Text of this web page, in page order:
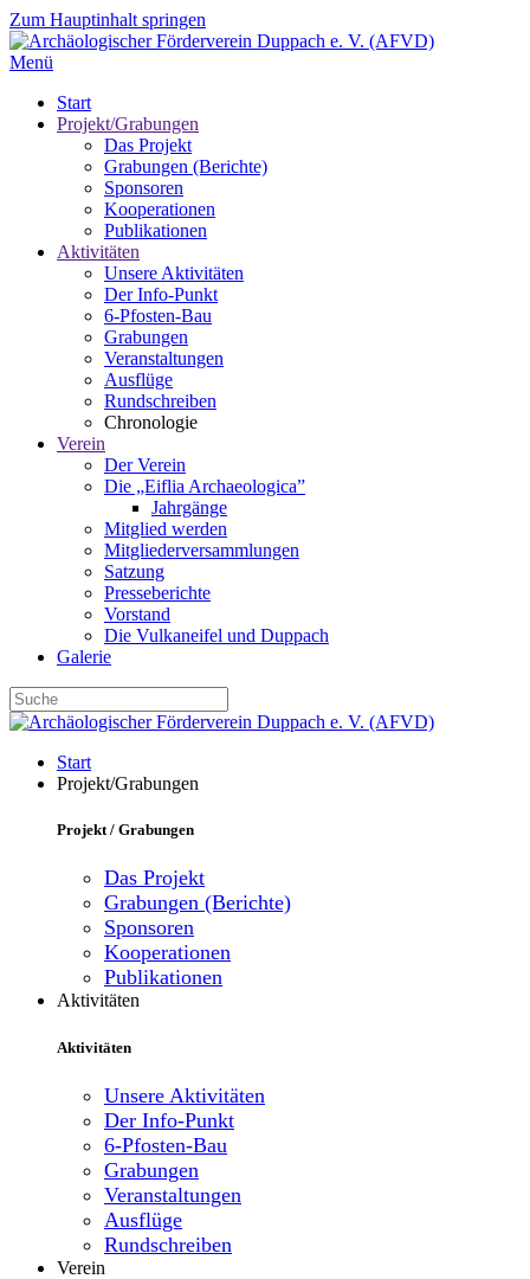
Zum Hauptinhalt springen
Menü
Start
Projekt/Grabungen
Das Projekt
Grabungen (Berichte)
Sponsoren
Kooperationen
Publikationen
Aktivitäten
Unsere Aktivitäten
Der Info-Punkt
6-Pfosten-Bau
Grabungen
Veranstaltungen
Ausflüge
Rundschreiben
Chronologie
Verein
Der Verein
Die „Eiflia Archaeologica”
Jahrgänge
Mitglied werden
Mitgliederversammlungen
Satzung
Presseberichte
Vorstand
Die Vulkaneifel und Duppach
Galerie
Start
Projekt/Grabungen
Projekt / Grabungen
Das Projekt
Grabungen (Berichte)
Sponsoren
Kooperationen
Publikationen
Aktivitäten
Aktivitäten
Unsere Aktivitäten
Der Info-Punkt
6-Pfosten-Bau
Grabungen
Veranstaltungen
Ausflüge
Rundschreiben
Verein